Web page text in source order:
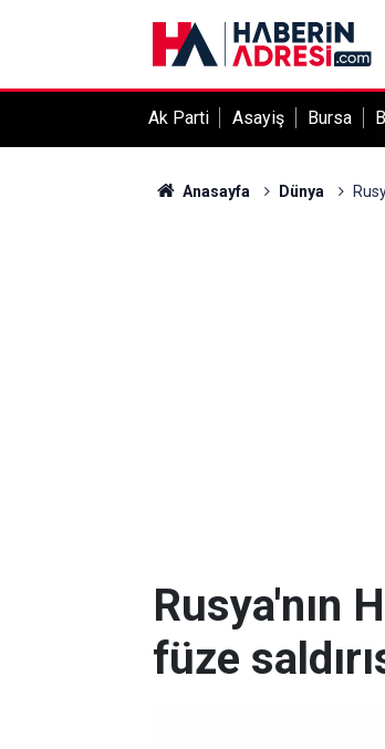
Ak Parti Asayiş Bursa
Anasayfa Dünya
Rusya'nın
füze